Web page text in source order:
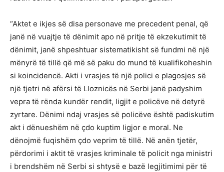
“Aktet e ikjes së disa personave me precedent penal, që
janë në vuajtje të dënimit apo në pritje të ekzekutimit të
dënimit, janë shpeshtuar sistematikisht së fundmi në një
mënyrë të tillë që më së paku do mund të kualifikoheshin
si koincidencë. Akti i vrasjes të një polici e plagosjes së
një tjetri në afërsi të Lloznicës në Serbi janë padyshim
vepra të rënda kundër rendit, ligjit e policëve në detyrë
zyrtare. Dënimi ndaj vrasjes së policëve është padiskutim
akt i dënueshëm në çdo kuptim ligjor e moral. Ne
dënojmë fuqishëm çdo veprim të tillë. Në anën tjetër,
përdorimi i aktit të vrasjes kriminale të policit nga ministri
i brendshëm në Serbi si shtysë e bazë legjitimimi për të